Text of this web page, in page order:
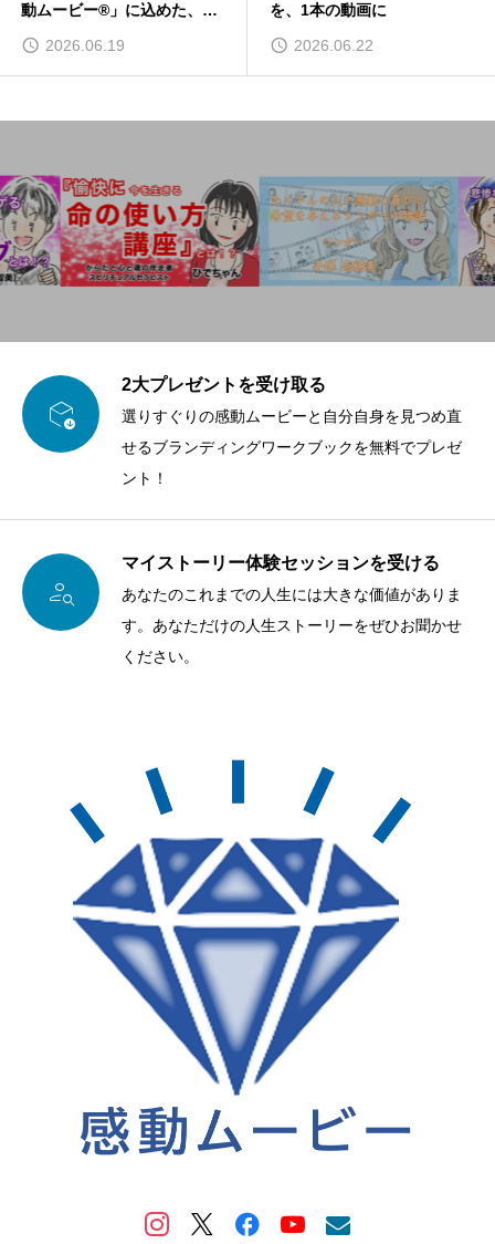
動ムービー®」に込めた、自
分への問い
2026.06.19
を、1本の動画に
2026.06.22

2大プレゼントを受け取る
選りすぐりの感動ムービーと自分自身を見つめ直
せるブランディングワークブックを無料でプレゼ
ント！

マイストーリー体験セッションを受ける
あなたのこれまでの人生には大きな価値がありま
す。あなただけの人生ストーリーをぜひお聞かせ
ください。